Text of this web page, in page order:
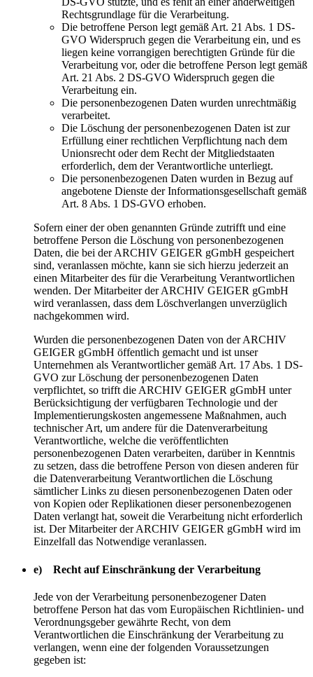
Rechtsgrundlage für die Verarbeitung.
Die betroffene Person legt gemäß Art. 21 Abs. 1 DS-
GVO Widerspruch gegen die Verarbeitung ein, und es
liegen keine vorrangigen berechtigten Gründe für die
Verarbeitung vor, oder die betroffene Person legt gemäß
Art. 21 Abs. 2 DS-GVO Widerspruch gegen die
Verarbeitung ein.
Die personenbezogenen Daten wurden unrechtmäßig
verarbeitet.
Die Löschung der personenbezogenen Daten ist zur
Erfüllung einer rechtlichen Verpflichtung nach dem
Unionsrecht oder dem Recht der Mitgliedstaaten
erforderlich, dem der Verantwortliche unterliegt.
Die personenbezogenen Daten wurden in Bezug auf
angebotene Dienste der Informationsgesellschaft gemäß
Art. 8 Abs. 1 DS-GVO erhoben.
Sofern einer der oben genannten Gründe zutrifft und eine
betroffene Person die Löschung von personenbezogenen
Daten, die bei der ARCHIV GEIGER gGmbH gespeichert
sind, veranlassen möchte, kann sie sich hierzu jederzeit an
einen Mitarbeiter des für die Verarbeitung Verantwortlichen
wenden. Der Mitarbeiter der ARCHIV GEIGER gGmbH
wird veranlassen, dass dem Löschverlangen unverzüglich
nachgekommen wird.
Wurden die personenbezogenen Daten von der ARCHIV
GEIGER gGmbH öffentlich gemacht und ist unser
Unternehmen als Verantwortlicher gemäß Art. 17 Abs. 1 DS-
GVO zur Löschung der personenbezogenen Daten
verpflichtet, so trifft die ARCHIV GEIGER gGmbH unter
Berücksichtigung der verfügbaren Technologie und der
Implementierungskosten angemessene Maßnahmen, auch
technischer Art, um andere für die Datenverarbeitung
Verantwortliche, welche die veröffentlichten
personenbezogenen Daten verarbeiten, darüber in Kenntnis
zu setzen, dass die betroffene Person von diesen anderen für
die Datenverarbeitung Verantwortlichen die Löschung
sämtlicher Links zu diesen personenbezogenen Daten oder
von Kopien oder Replikationen dieser personenbezogenen
Daten verlangt hat, soweit die Verarbeitung nicht erforderlich
ist. Der Mitarbeiter der ARCHIV GEIGER gGmbH wird im
Einzelfall das Notwendige veranlassen.
e) Recht auf Einschränkung der Verarbeitung
Jede von der Verarbeitung personenbezogener Daten
betroffene Person hat das vom Europäischen Richtlinien- und
Verordnungsgeber gewährte Recht, von dem
Verantwortlichen die Einschränkung der Verarbeitung zu
verlangen, wenn eine der folgenden Voraussetzungen
gegeben ist: